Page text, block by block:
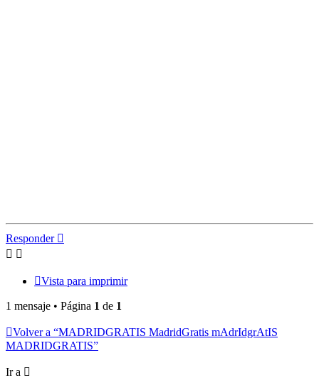
Responder
Vista para imprimir
1 mensaje • Página 1 de 1
Volver a “MADRIDGRATIS MadridGratis mAdrIdgrAtIS
MADRIDGRATIS”
Ir a